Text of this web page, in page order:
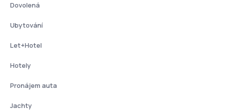
Dovolená
Ubytování
Let+Hotel
Hotely
Pronájem auta
Jachty